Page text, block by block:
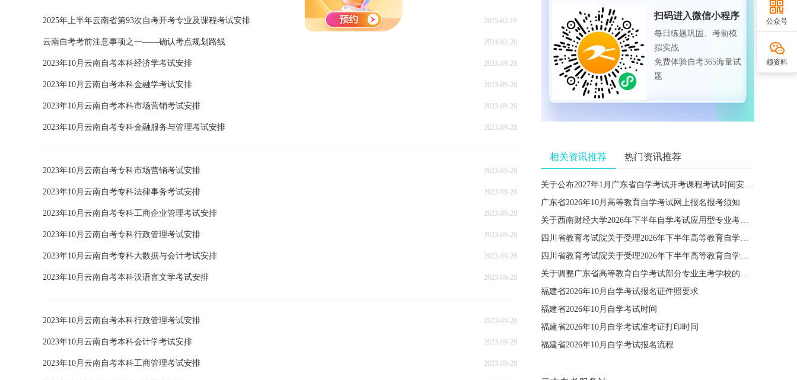
2025年上半年云南省第93次自考开考专业及课程考试安排 2025-02-19
云南自考考前注意事项之一——确认考点规划路线 2024-03-28
2023年10月云南自考本科经济学考试安排 2023-09-28
2023年10月云南自考本科金融学考试安排 2023-09-28
2023年10月云南自考本科市场营销考试安排 2023-09-28
2023年10月云南自考专科金融服务与管理考试安排 2023-09-28
2023年10月云南自考专科市场营销考试安排 2023-09-28
2023年10月云南自考专科法律事务考试安排 2023-09-28
2023年10月云南自考专科工商企业管理考试安排 2023-09-28
2023年10月云南自考专科行政管理考试安排 2023-09-28
2023年10月云南自考专科大数据与会计考试安排 2023-09-28
2023年10月云南自考本科汉语言文学考试安排 2023-09-28
2023年10月云南自考本科行政管理考试安排 2023-09-28
2023年10月云南自考本科会计学考试安排 2023-09-28
2023年10月云南自考本科工商管理考试安排 2023-09-28
扫码进入微信小程序
每日练题巩固、考前模
拟实战
免费体验自考365海量试
题
相关资讯推荐 热门资讯推荐
关于公布2027年1月广东省自学考试开考课程考试时间安排和使用教材的通知
广东省2026年10月高等教育自学考试网上报名报考须知
关于西南财经大学2026年下半年自学考试应用型专业考籍更改办理的通知
四川省教育考试院关于受理2026年下半年高等教育自学考试省际转考申请的通告
四川省教育考试院关于受理2026年下半年高等教育自学考试考籍更改申请的通告
关于调整广东省高等教育自学考试部分专业主考学校的通知
福建省2026年10月自学考试报名证件照要求
福建省2026年10月自学考试时间
福建省2026年10月自学考试准考证打印时间
福建省2026年10月自学考试报名流程
公众号
领资料